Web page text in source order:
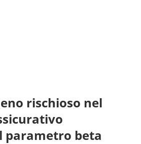
rischioso nel
parametro beta